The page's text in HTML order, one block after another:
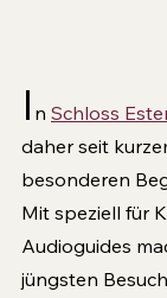
I n Schloss
daher seit
besonderen
Mit speziell für
Audioguides
jüngsten